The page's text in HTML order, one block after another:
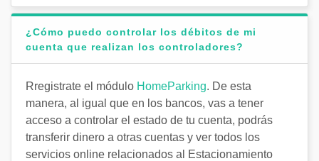
¿Cómo puedo controlar los débitos de mi
cuenta que realizan los controladores?
Rregistrate el módulo HomeParking. De esta
manera, al igual que en los bancos, vas a tener
acceso a controlar el estado de tu cuenta, podrás
transferir dinero a otras cuentas y ver todos los
servicios online relacionados al Estacionamiento